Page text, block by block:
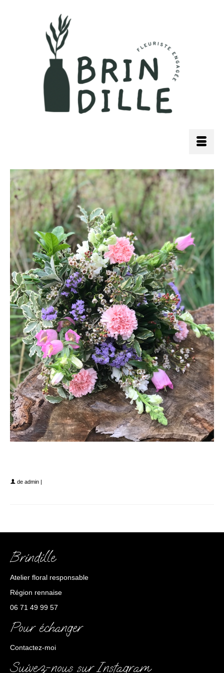
de admin |
Brindille
Atelier floral responsable
Région rennaise
06 71 49 99 57
Pour échanger
Contactez-moi
Suivez-nous sur Instagram